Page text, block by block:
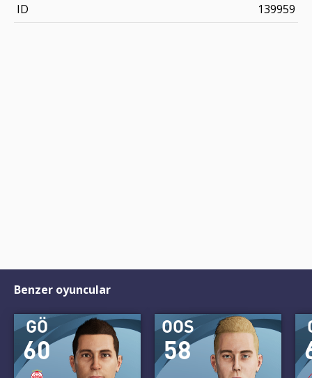
ID
139959
Benzer oyuncular
60
GÖ
58
OOS